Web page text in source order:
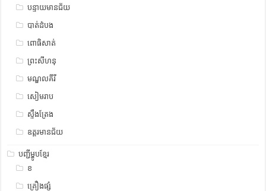
បន្ទាយមានជ័យ
បាត់ដំបង
ពោធិសាត់
ព្រះសីហនុ
មណ្ឌលគីរី
សៀមរាប
ស្ទឹង​​ត្រែង
ឧត្ដរមានជ័យ
បញ្ជីម្ហូបខ្មែរ
ខ
គ្រឿងផ្សំ